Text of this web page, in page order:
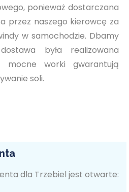
ponieważ dostarczana
przez naszego kierowcę za
w samochodzie. Dbamy
była realizowana
mocne worki gwarantują
soli.
dla Trzebiel jest otwarte: